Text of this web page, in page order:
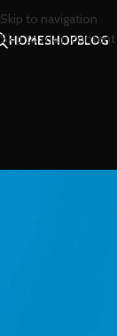
Skip to navigation
Skip to main content
HOMESHOPBLOG